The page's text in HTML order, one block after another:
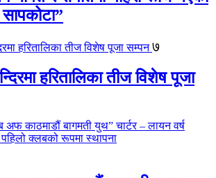
७
हरितालिका तीज विशेष पूजा